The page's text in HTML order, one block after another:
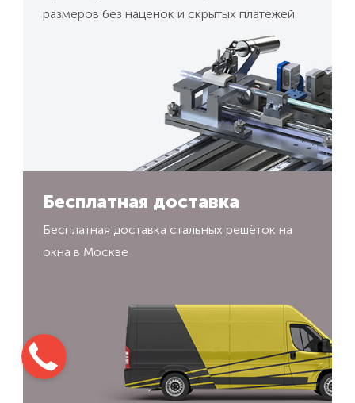
размеров без наценок и скрытых платежей
Бесплатная доставка
Бесплатная доставка стальных решёток на
окна в Москве